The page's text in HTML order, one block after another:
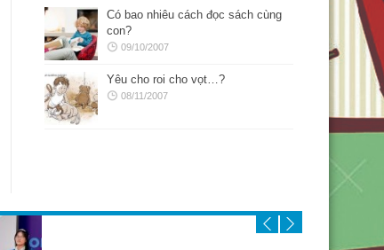
Có bao nhiêu cách đọc sách cùng
con?
09/10/2007
Yêu cho roi cho vọt…?
08/11/2007